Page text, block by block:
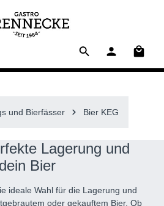
und Bierfässer Bier KEG
Lagerung und
Bier
ideale Wahl für die Lagerung und
oder gekauftem Bier. Ob